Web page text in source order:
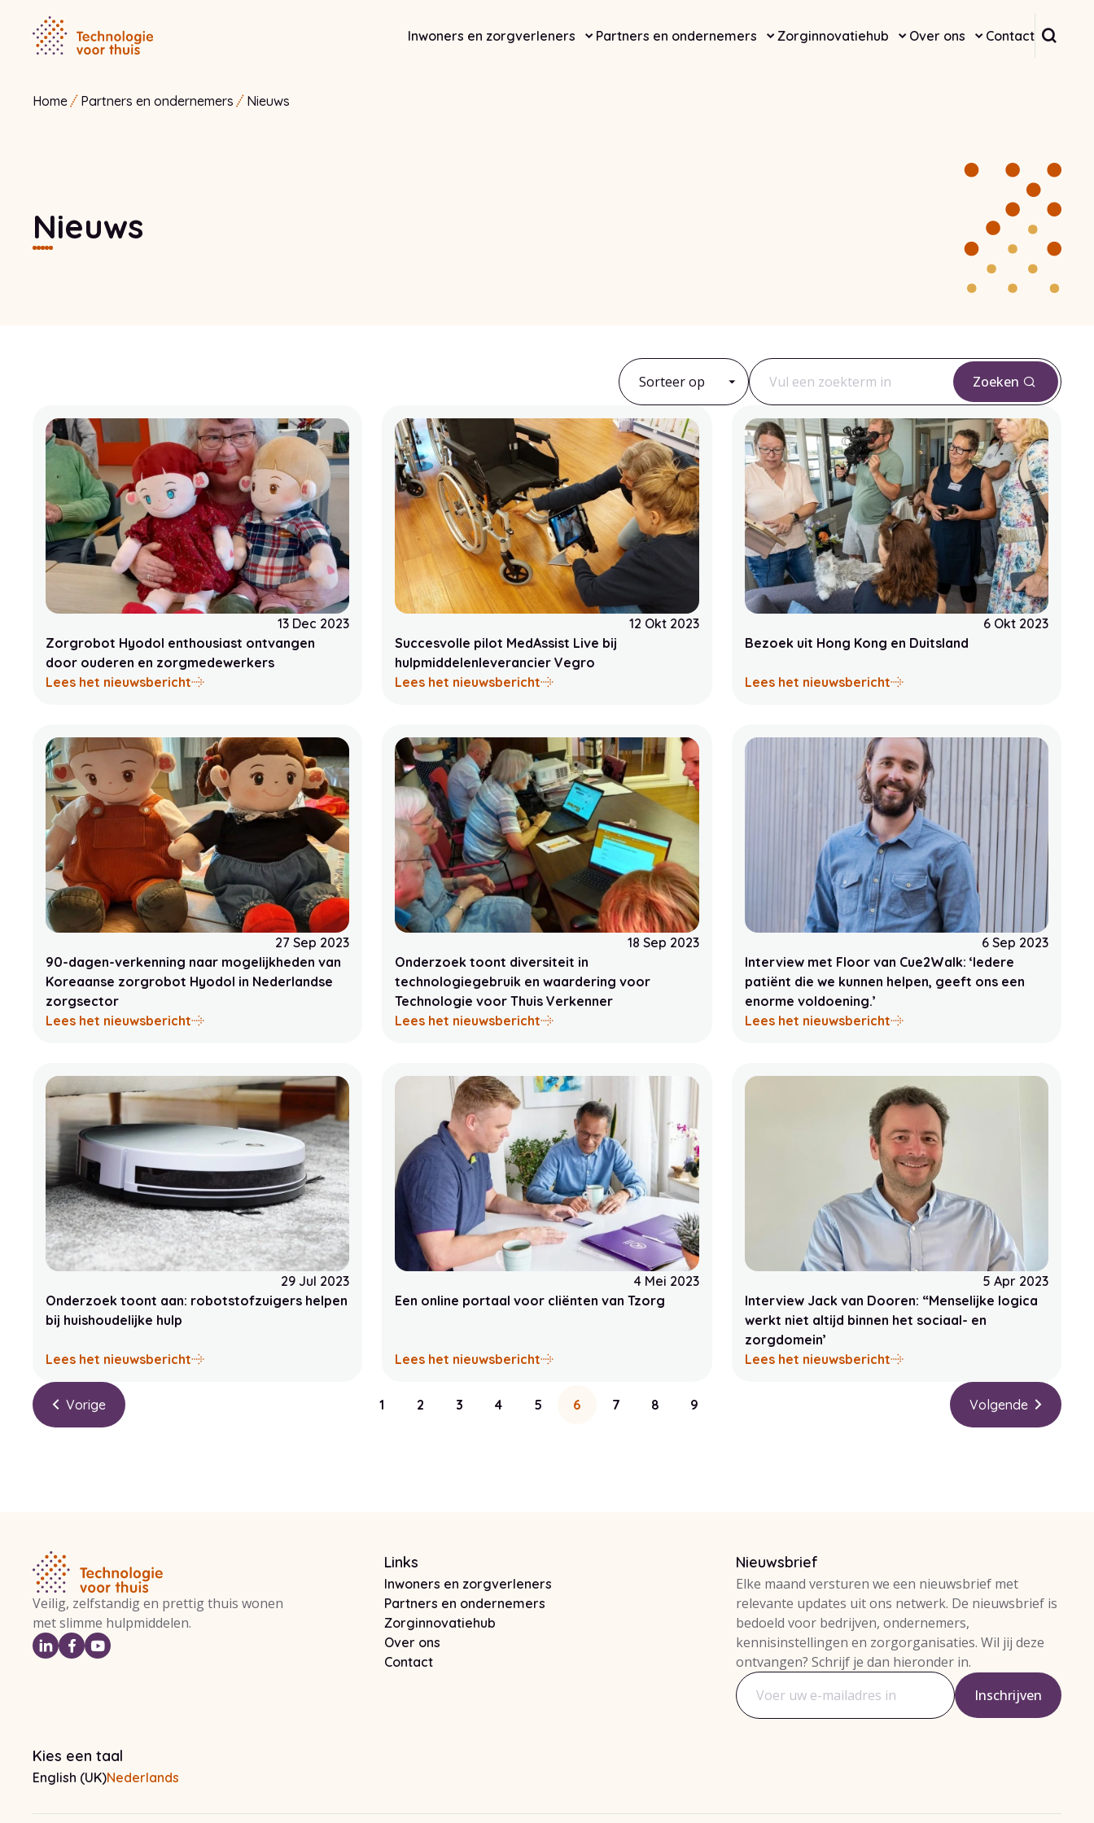
Inwoners en zorgverleners Partners en ondernemers Zorginnovatiehub Over ons Contact
Home Partners en ondernemers Nieuws
Nieuws
Sorteer op
Zoeken
13 Dec 2023
Zorgrobot Hyodol enthousiast ontvangen
door ouderen en zorgmedewerkers
Lees het nieuwsberichtover Zorgrobot Hyodol enthousiast ontvangen door ouderen en zorgmedewerkers
12 Okt 2023
Succesvolle pilot MedAssist Live bij
hulpmiddelenleverancier Vegro
Lees het nieuwsberichtover Succesvolle pilot MedAssist Live bij hulpmiddelenleverancier Vegro
6 Okt 2023
Bezoek uit Hong Kong en Duitsland
Lees het nieuwsberichtover Bezoek uit Hong Kong en
27 Sep 2023
90-dagen-verkenning naar mogelijkheden van
Koreaanse zorgrobot Hyodol in Nederlandse
zorgsector
Lees het nieuwsberichtover 90-dagen-verkenning naar mogelijkheden van Koreaanse zorgrobot Hyodol in Nederlandse zorgsector
18 Sep 2023
Onderzoek toont diversiteit in
technologiegebruik en waardering voor
Technologie voor Thuis Verkenner
Lees het nieuwsberichtover Onderzoek toont diversiteit in technologiegebruik en waardering voor
6 Sep 2023
Interview met Floor van Cue2Walk: ‘Iedere
patiënt die we kunnen helpen, geeft ons een
enorme voldoening.’
Lees het nieuwsberichtover Interview met Floor van
29 Jul 2023
Onderzoek toont aan: robotstofzuigers helpen
bij huishoudelijke hulp
Lees het nieuwsberichtover Onderzoek toont aan: robotstofzuigers helpen bij huishoudelijke hulp
4 Mei 2023
Een online portaal voor cliënten van Tzorg
Lees het nieuwsberichtover Een online portaal voor cliënten van Tzorg
5 Apr 2023
Interview Jack van Dooren: “Menselijke logica
werkt niet altijd binnen het sociaal- en
zorgdomein’
Lees het nieuwsberichtover Interview Jack van
Vorige 1 2 3 4 5 6 7 8 9 Volgende
Veilig, zelfstandig en prettig thuis wonen
met slimme hulpmiddelen.
Links
Inwoners en zorgverleners
Partners en ondernemers
Zorginnovatiehub
Over ons
Contact
Nieuwsbrief
Elke maand versturen we een nieuwsbrief met
relevante updates uit ons netwerk. De nieuwsbrief is
bedoeld voor bedrijven, ondernemers,
kennisinstellingen en zorgorganisaties. Wil jij deze
ontvangen? Schrijf je dan hieronder in.
E-mailadres Inschrijven
Kies een taal
English (UK)Nederlands